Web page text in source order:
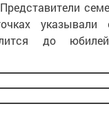
указывали
до